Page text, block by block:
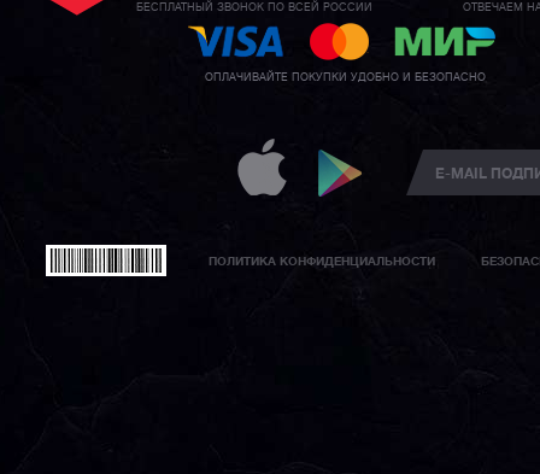
БЕСПЛАТНЫЙ ЗВОНОК ПО ВСЕЙ РОССИИ ОТВЕЧАЕМ
ОПЛАЧИВАЙТЕ ПОКУПКИ УДОБНО И БЕЗОПАСНО
ПОЛИТИКА КОНФИДЕНЦИАЛЬНОСТИ